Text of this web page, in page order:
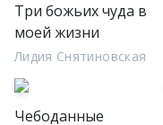
Три божьих чуда в
моей жизни
Лидия Снятиновская
Чебоданные